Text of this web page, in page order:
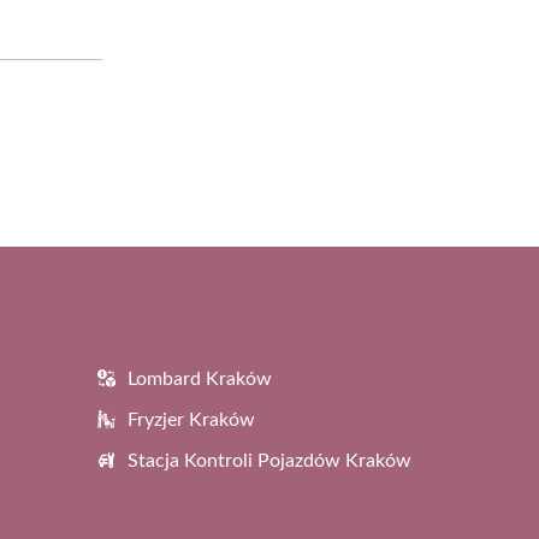
Lombard Kraków
Fryzjer Kraków
Stacja Kontroli Pojazdów Kraków